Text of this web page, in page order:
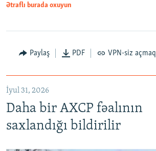
Ətraflı burada oxuyun
Paylaş PDF VPN-siz açmaq
İyul 31, 2026
Daha bir AXCP fəalının
saxlandığı bildirilir